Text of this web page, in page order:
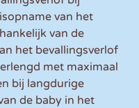
van het
van de
het bevallingsverlof
met maximaal
bij langdurige
de baby in het